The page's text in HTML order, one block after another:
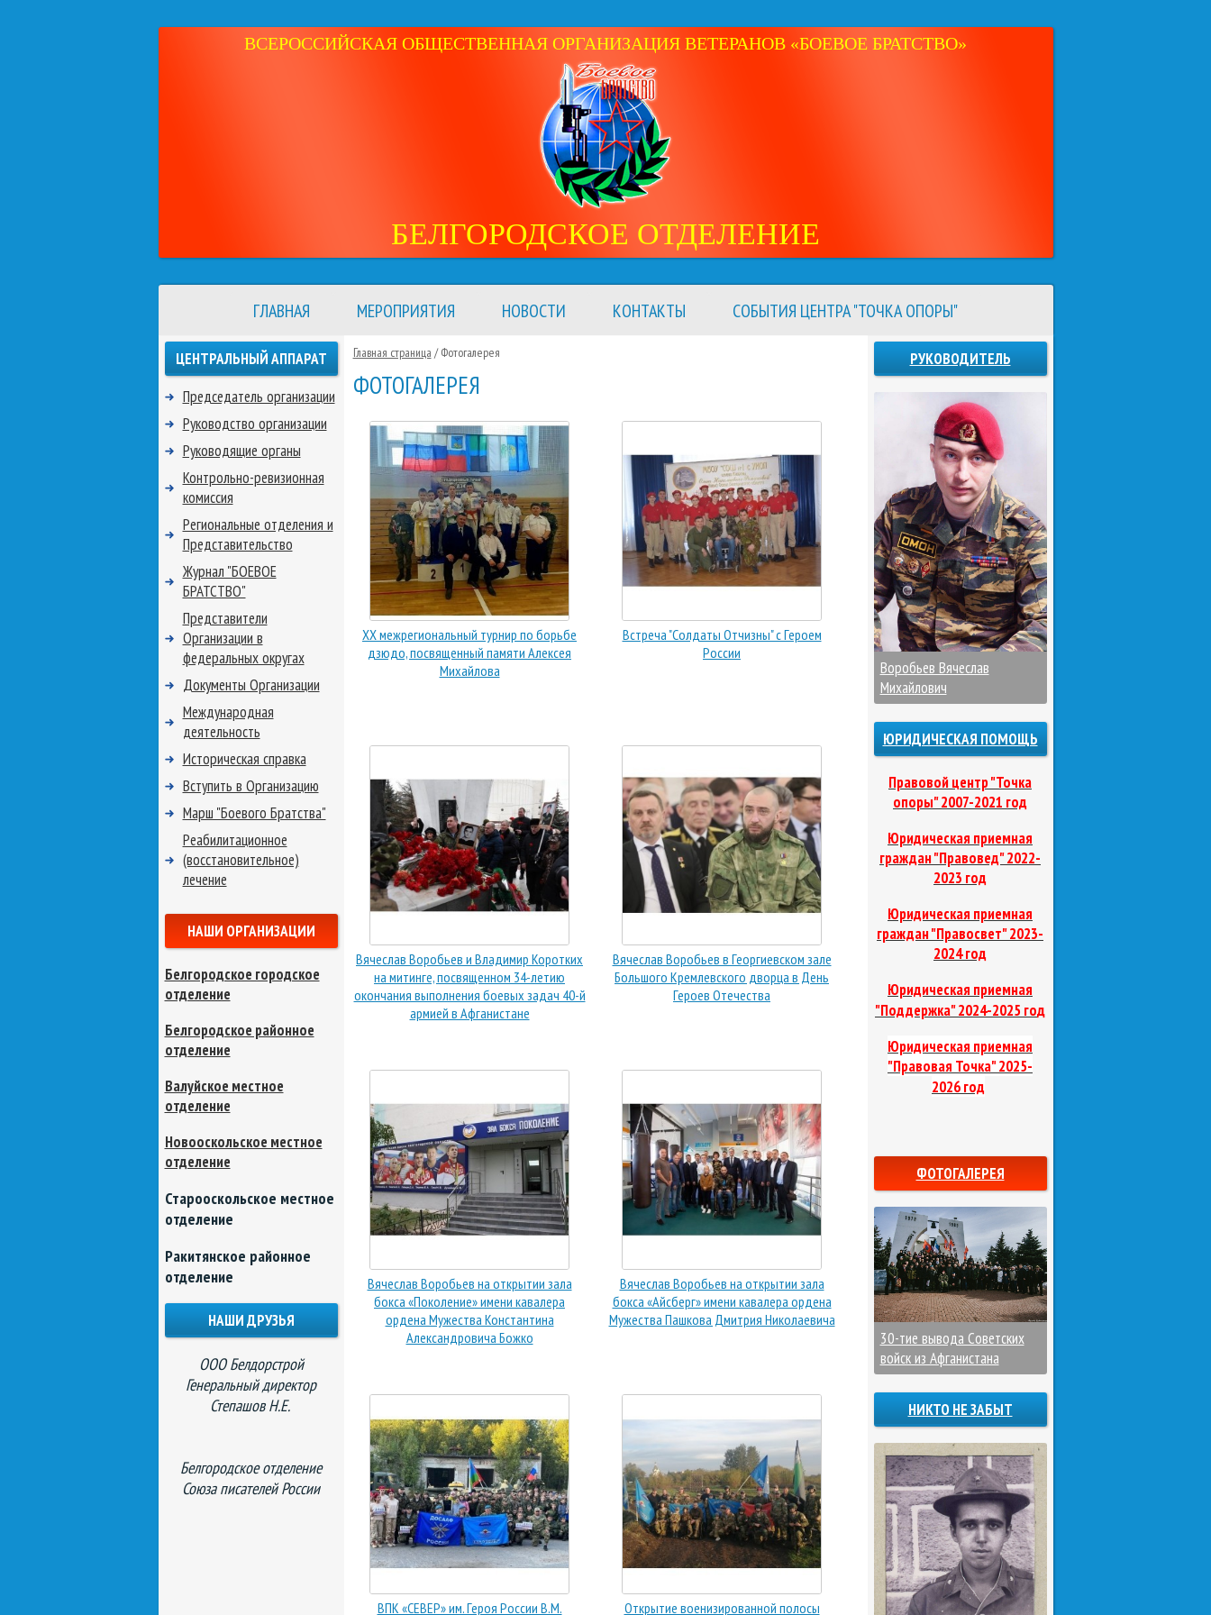
ВСЕРОССИЙСКАЯ ОБЩЕСТВЕННАЯ ОРГАНИЗАЦИЯ ВЕТЕРАНОВ «БОЕВОЕ БРАТСТВО»
БЕЛГОРОДСКОЕ ОТДЕЛЕНИЕ
ГЛАВНАЯ МЕРОПРИЯТИЯ НОВОСТИ КОНТАКТЫ СОБЫТИЯ ЦЕНТРА "ТОЧКА ОПОРЫ"
Главная страница / Фотогалерея
ФОТОГАЛЕРЕЯ
XX межрегиональный турнир по борьбе
дзюдо, посвященный памяти Алексея
Михайлова
Встреча "Солдаты Отчизны" с Героем
России
Вячеслав Воробьев и Владимир Коротких
на митинге, посвященном 34-летию
окончания выполнения боевых задач 40-й
армией в Афганистане
Вячеслав Воробьев в Георгиевском зале
Большого Кремлевского дворца в День
Героев Отечества
Вячеслав Воробьев на открытии зала
бокса «Поколение» имени кавалера
ордена Мужества Константина
Александровича Божко
Вячеслав Воробьев на открытии зала
бокса «Айсберг» имени кавалера ордена
Мужества Пашкова Дмитрия Николаевича
ВПК «СЕВЕР» им. Героя России В.М. Открытие военизированной полосы
ЦЕНТРАЛЬНЫЙ АППАРАТ
Председатель организации
Руководство организации
Руководящие органы
Контрольно-ревизионная
комиссия
Региональные отделения и
Представительство
Журнал "БОЕВОЕ
БРАТСТВО"
Представители
Организации в
федеральных округах
Документы Организации
Международная
деятельность
Историческая справка
Вступить в Организацию
Марш "Боевого Братства"
Реабилитационное
(восстановительное)
лечение
НАШИ ОРГАНИЗАЦИИ
Белгородское городское
отделение
Белгородское районное
отделение
Валуйское местное
отделение
Новооскольское местное
отделение
Старооскольское местное
отделение
Ракитянское районное
отделение
НАШИ ДРУЗЬЯ
ООО Белдорстрой
Генеральный директор
Степашов Н.Е.
Белгородское отделение
Союза писателей России
РУКОВОДИТЕЛЬ
Воробьев Вячеслав
Михайлович
ЮРИДИЧЕСКАЯ ПОМОЩЬ
Правовой центр "Точка
опоры" 2007-2021 год
Юридическая приемная
граждан "Правовед"2022-
2023 год
Юридическая приемная
граждан "Правосвет"2023-
2024 год
Юридическая приемная
"Поддержка"2024-2025 год
Юридическая приемная
"Правовая Точка"2025-
2026 год
ФОТОГАЛЕРЕЯ
30-тие вывода Советских
войск из Афганистана
НИКТО НЕ ЗАБЫТ